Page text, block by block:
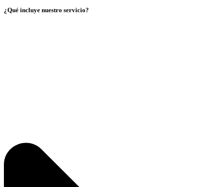
¿Qué incluye nuestro servicio?